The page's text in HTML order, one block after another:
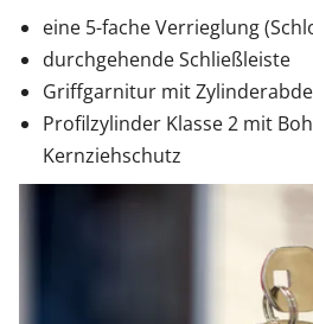
eine 5-fache Verrieglung
durchgehende Schließleiste
Griffgarnitur mit
Profilzylinder Klasse 2 mit
Kernziehschutz